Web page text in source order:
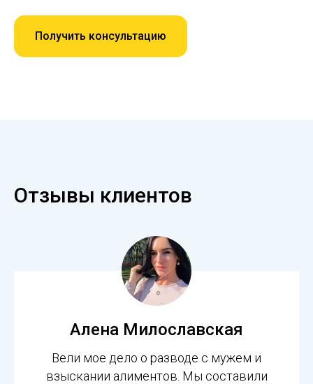
Получить консультацию
Отзывы клиентов
Алена Милославская
Вели мое дело о разводе с мужем и
взыскании алиментов. Мы составили